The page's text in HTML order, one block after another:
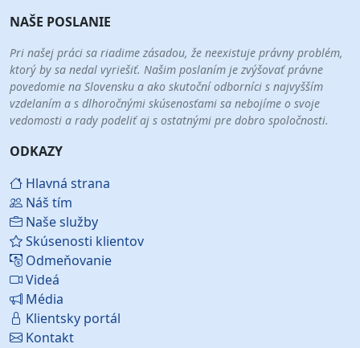
NAŠE POSLANIE
Pri našej práci sa riadime zásadou, že neexistuje právny problém,
ktorý by sa nedal vyriešiť. Našim poslaním je zvýšovať právne
povedomie na Slovensku a ako skutoční odborníci s najvyšším
vzdelaním a s dlhoročnými skúsenosťami sa nebojíme o svoje
vedomosti a rady podeliť aj s ostatnými pre dobro spoločnosti.
ODKAZY
Hlavná strana
Náš tím
Naše služby
Skúsenosti klientov
Odmeňovanie
Videá
Média
Klientsky portál
Kontakt